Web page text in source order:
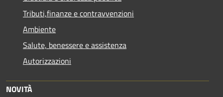
Tributi,finanze e contravvenzioni
Ambiente
Salute, benessere e assistenza
Autorizzazioni
NOVITÀ